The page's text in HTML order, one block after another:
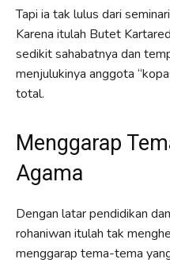
Tapi ia tak lulus dari
Karena itulah Butet
sedikit sahabatnya dan
menjulukinya anggota
total.
Menggarap
Agama
Dengan latar pendidikan
rohaniwan itulah tak
menggarap tema-tema